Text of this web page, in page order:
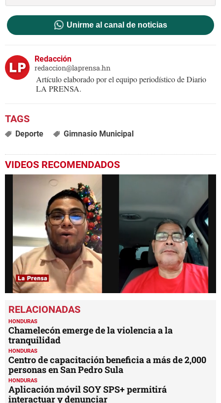
Unirme al canal de noticias
Redacción
redaccion@laprensa.hn
Artículo elaborado por el equipo periodístico de Diario
LA PRENSA.
Deporte Gimnasio Municipal
VIDEOS RECOMENDADOS
seconds
of
20
minutes,
21
seconds
HONDURAS
Chamelecón emerge de la violencia a la
tranquilidad
HONDURAS
Centro de capacitación beneficia a más de 2,000
personas en San Pedro Sula
HONDURAS
Aplicación móvil SOY SPS+ permitirá
interactuar y denunciar